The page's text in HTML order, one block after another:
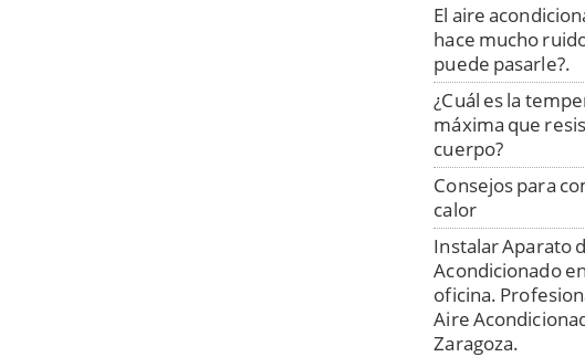
El aire
hace mucho
puede pasarle?.
¿Cuál es la
máxima que
cuerpo?
Consejos para
calor
Instalar Aparato
Acondicionado
oficina.
Aire
Zaragoza.